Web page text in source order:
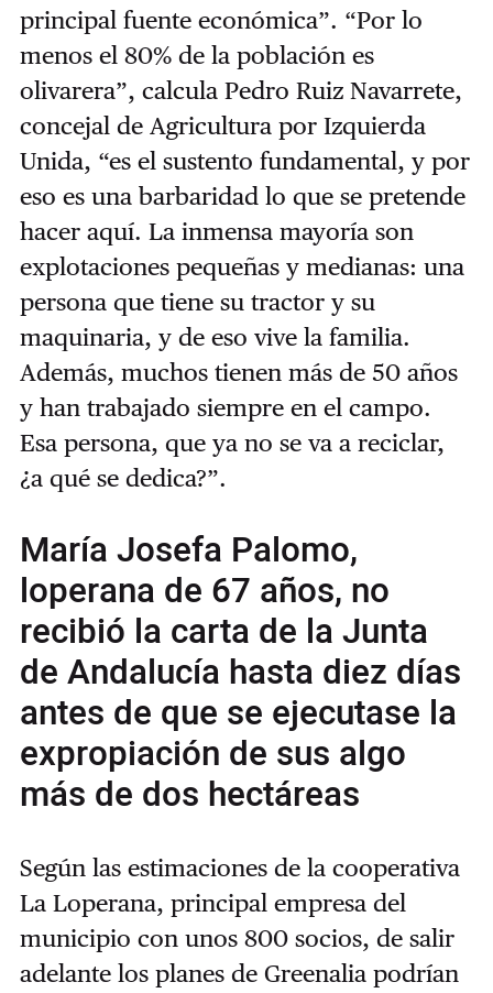
principal fuente económica”. “Por lo
menos el 80% de la población es
olivarera”, calcula Pedro Ruiz Navarrete,
concejal de Agricultura por Izquierda
Unida, “es el sustento fundamental, y por
eso es una barbaridad lo que se pretende
hacer aquí. La inmensa mayoría son
explotaciones pequeñas y medianas: una
persona que tiene su tractor y su
maquinaria, y de eso vive la familia.
Además, muchos tienen más de 50 años
y han trabajado siempre en el campo.
Esa persona, que ya no se va a reciclar,
¿a qué se dedica?”.
María Josefa Palomo,
loperana de 67 años, no
recibió la carta de la Junta
de Andalucía hasta diez días
antes de que se ejecutase la
expropiación de sus algo
más de dos hectáreas
Según las estimaciones de la cooperativa
La Loperana, principal empresa del
municipio con unos 800 socios, de salir
adelante los planes de Greenalia podrían